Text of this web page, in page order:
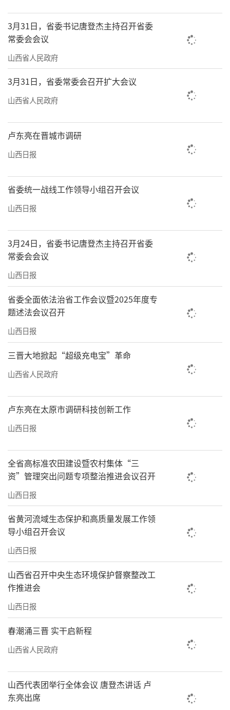
3月31日，省委书记唐登杰主持召开省委
常委会会议
山西省人民政府
3月31日，省委常委会召开扩大会议
山西省人民政府
卢东亮在晋城市调研
山西日报
省委统一战线工作领导小组召开会议
山西日报
3月24日，省委书记唐登杰主持召开省委
常委会会议
山西日报
省委全面依法治省工作会议暨2025年度专
题述法会议召开
山西日报
三晋大地掀起“超级充电宝”革命
山西省人民政府
卢东亮在太原市调研科技创新工作
山西日报
全省高标准农田建设暨农村集体“三
资”管理突出问题专项整治推进会议召开
山西日报
省黄河流域生态保护和高质量发展工作领
导小组召开会议
山西日报
山西省召开中央生态环境保护督察整改工
作推进会
山西日报
春潮涌三晋 实干启新程
山西省人民政府
山西代表团举行全体会议 唐登杰讲话 卢
东亮出席